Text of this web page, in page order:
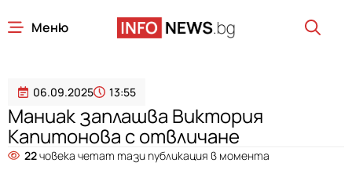
Меню
06.09.2025 13:55
Маниак заплашва Виктория
Капитонова с отвличане
22човека четат тази публикация в момента